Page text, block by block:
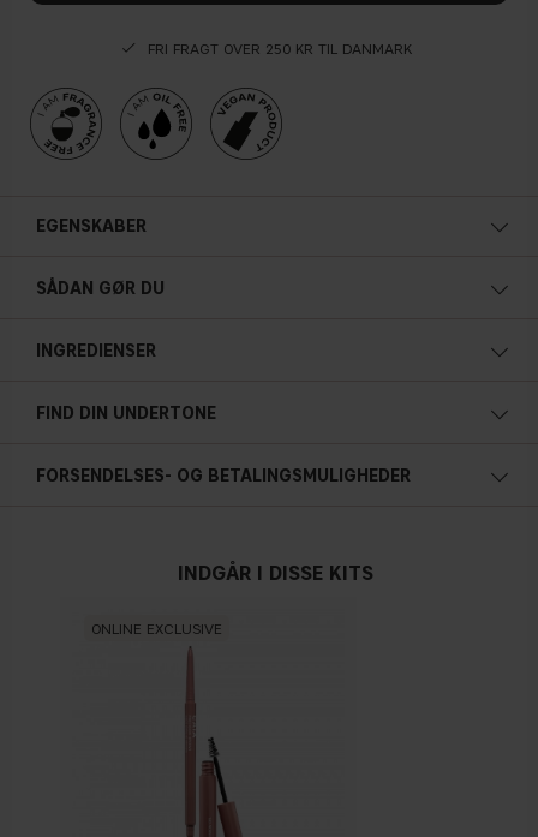
FRI FRAGT OVER 250 KR TIL DANMARK
EGENSKABER
SÅDAN GØR DU
INGREDIENSER
FIND DIN UNDERTONE
Blå, lyseød eller rødlig teint
Ingen tydelig nuance af blå/lyserød eller gul
Varm undertone
Gul, oliven eller gylden teint
FORSENDELSES- OG BETALINGSMULIGHEDER
INDGÅR I DISSE KITS
ONLINE EXCLUSIVE